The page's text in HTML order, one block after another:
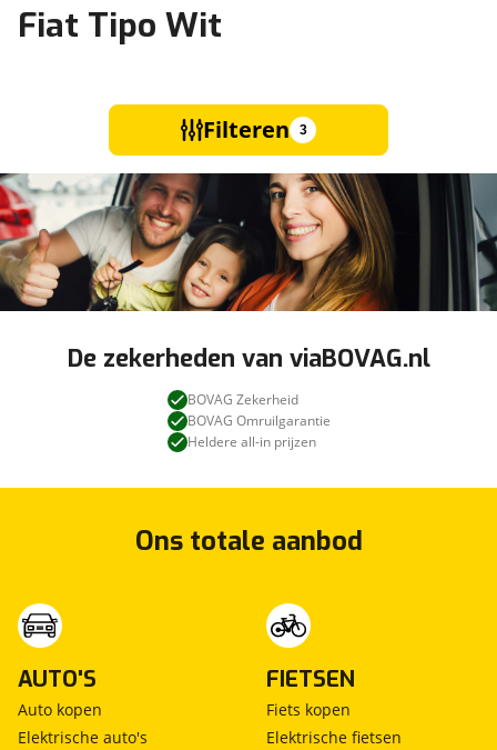
Fiat Tipo Wit
Filteren 3
De zekerheden van viaBOVAG.nl
BOVAG Zekerheid
BOVAG Omruilgarantie
Heldere all-in prijzen
Ons totale aanbod
AUTO'S
Auto kopen
Elektrische auto's
FIETSEN
Fiets kopen
Elektrische fietsen